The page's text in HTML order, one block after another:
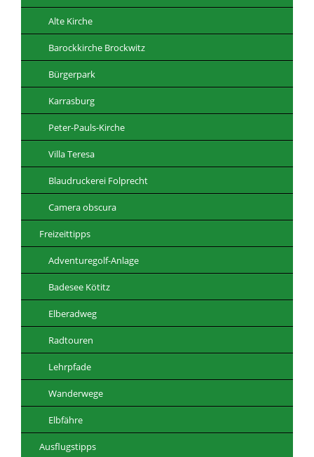
Alte Kirche
Barockkirche Brockwitz
Bürgerpark
Karrasburg
Peter-Pauls-Kirche
Villa Teresa
Blaudruckerei Folprecht
Camera obscura
Freizeittipps
Adventuregolf-Anlage
Badesee Kötitz
Elberadweg
Radtouren
Lehrpfade
Wanderwege
Elbfähre
Ausflugstipps